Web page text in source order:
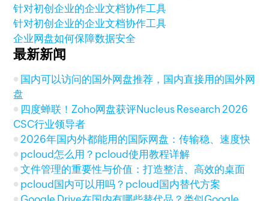
针对初创企业的企业文档协作工具
针对初创企业的企业文档协作工具
企业网盘如何保障数据安全
最新新闻
国内可以访问的国外网盘推荐，国内直接用的国外网
盘
四度蝉联！Zoho网盘获评Nucleus Research 2026
CSC行业领导者
2026年国内外都能用的国际网盘：传输稳、速度快
pcloud怎么用？pcloud使用教程详解
文件管理的重要性与价值：打造整洁、高效的桌面
pcloud国内可以用吗？pcloud国内替代方案